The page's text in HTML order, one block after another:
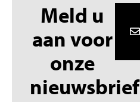
Meld u
aan voor
onze
nieuwsbrief